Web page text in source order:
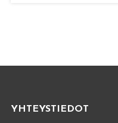
YHTEYSTIEDOT